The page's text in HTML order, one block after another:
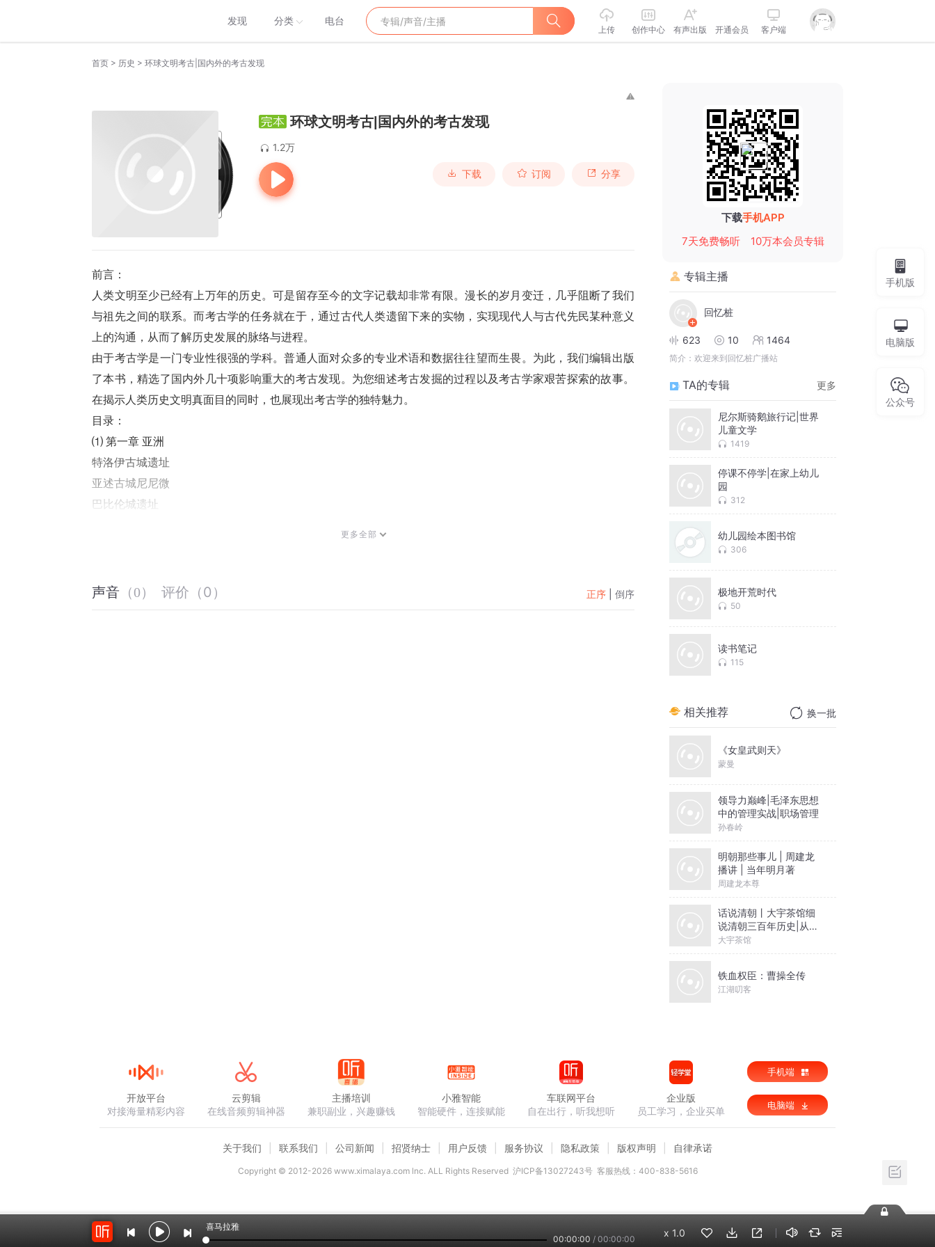
发现 分类 电台
上传 创作中心 有声出版 开通会员 客户端
首页 > 历史 > 环球文明考古|国内外的考古发现
环球文明考古|国内外的考古发现
1.2万
下载 订阅 分享
前言：
人类文明至少已经有上万年的历史。可是留存至今的文字记载却非常有限。漫长的岁月变迁，几乎阻断了我们
与祖先之间的联系。而考古学的任务就在于，通过古代人类遗留下来的实物，实现现代人与古代先民某种意义
上的沟通，从而了解历史发展的脉络与进程。
由于考古学是一门专业性很强的学科。普通人面对众多的专业术语和数据往往望而生畏。为此，我们编辑出版
了本书，精选了国内外几十项影响重大的考古发现。为您细述考古发掘的过程以及考古学家艰苦探索的故事。
在揭示人类历史文明真面目的同时，也展现出考古学的独特魅力。
目录：
⑴ 第一章 亚洲
特洛伊古城遗址
亚述古城尼尼微
巴比伦城遗址
马王堆汉墓
更多全部
声音 （0） 评价 （0 ） 正序 倒序
下载手机APP
7天免费畅听
10万本会员专辑
专辑主播
回忆桩
623 10 1464
简介： 欢迎来到回忆桩广播站
TA的专辑 更多
尼尔斯骑鹅旅行记|世界
儿童文学
1419
停课不停学|在家上幼儿
园
312
幼儿园绘本图书馆
306
极地开荒时代
50
读书笔记
115
相关推荐 换一批
《女皇武则天》
蒙曼
领导力巅峰|毛泽东思想
中的管理实战|职场管理
孙春岭
明朝那些事儿 | 周建龙
播讲 | 当年明月著
周建龙本尊
话说清朝丨大宇茶馆细
说清朝三百年历史|从努
尔哈赤到末代皇帝溥仪|
大宇茶馆
铁血权臣：曹操全传
江湖叨客
手机版
电脑版
公众号
喜马拉雅
00:00:00 / 00:00:00
x 1.0
开放平台
对接海量精彩内容
云剪辑
在线音频剪辑神器
主播培训
兼职副业，兴趣赚钱
小雅智能
智能硬件，连接赋能
车联网平台
自在出行，听我想听
企业版
员工学习，企业买单
手机端
电脑端
关于我们 联系我们 公司新闻 招贤纳士 用户反馈 服务协议 隐私政策 版权声明 自律承诺
Copyright © 2012-2026www.ximalaya.com lnc. ALL Rights Reserved 沪ICP备13027243号 客服热线：400-838-5616